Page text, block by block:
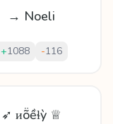
→ Noeli
+1088 -116
➶ ᴎṏềɬỳ ♕